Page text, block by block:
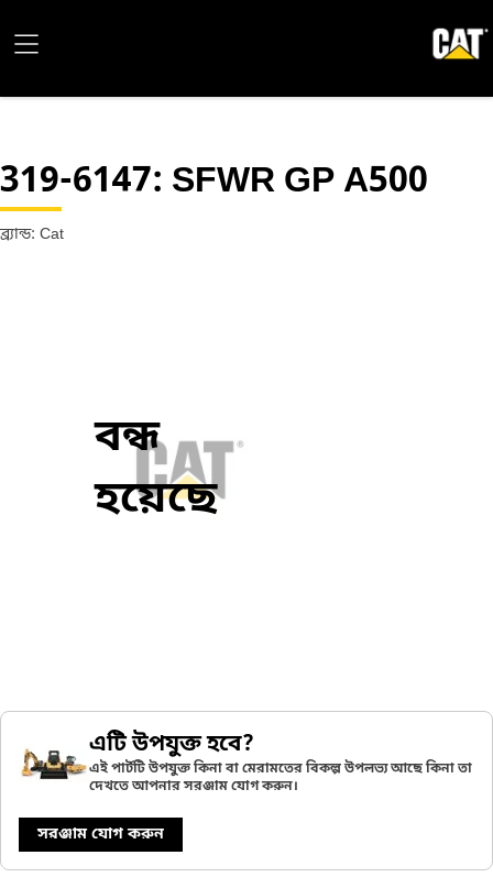
319-6147: SFWR GP A500
ব্র্যান্ড: Cat
বন্ধ
হয়েছে
এটি উপযুক্ত হবে?
এই পার্টটি উপযুক্ত কিনা বা মেরামতের বিকল্প উপলভ্য আছে কিনা তা
দেখতে আপনার সরঞ্জাম যোগ করুন।
সরঞ্জাম যোগ করুন